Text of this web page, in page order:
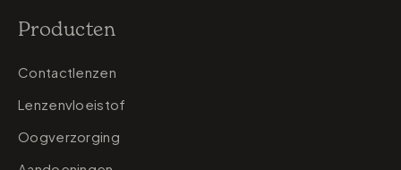
Producten
Contactlenzen
Lenzenvloeistof
Oogverzorging